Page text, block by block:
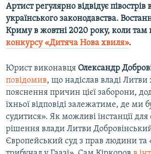
Артист регулярно відвідує півострів
українського законодавства.
Криму в жовтні 2020 року, коли там
конкурсу «Дитяча Нова хвиля».
Юрист виконавця Олександр
повідомив, що надіслав владі Литви
пояснення причин цієї заборони,
їхньої відповіді залежатиме, де ми
судитися». Як можливі інстанції
рішення влади Литви
Європейський суд з прав людини та